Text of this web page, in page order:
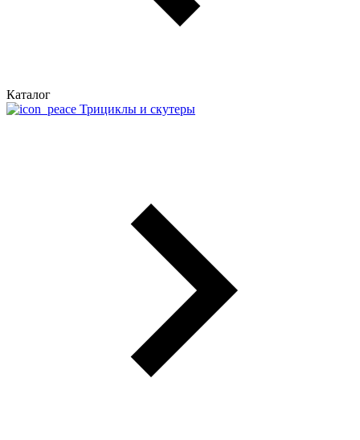
Каталог
Трициклы и скутеры